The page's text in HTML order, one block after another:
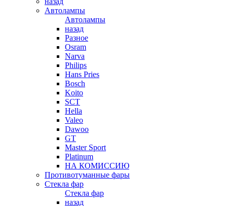
Автолампы
Автолампы
назад
Разное
Osram
Narva
Philips
Hans Pries
Bosch
Koito
SCT
Hella
Valeo
Dawoo
GT
Master Sport
Platinum
НА КОМИССИЮ
Противотуманные фары
Стекла фар
Стекла фар
назад